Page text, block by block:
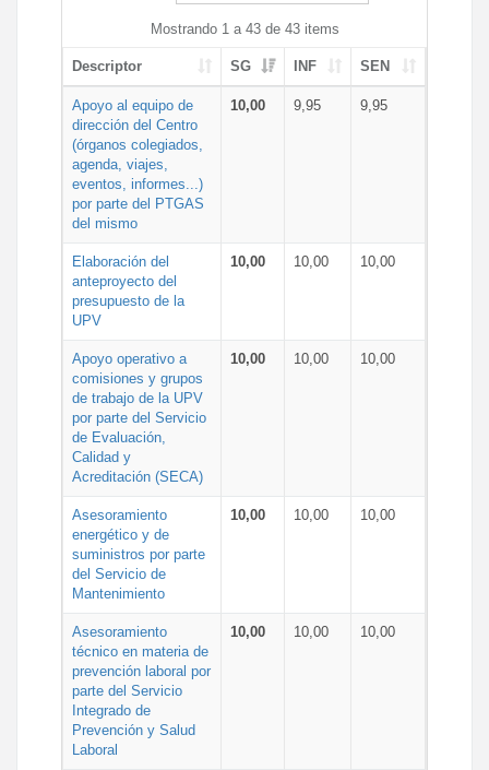
Mostrando 1 a 43 de 43 items
Descriptor SG INF SEN
Apoyo al equipo de
dirección del Centro
(órganos colegiados,
agenda, viajes,
eventos, informes...)
por parte del PTGAS
del mismo
10,00 9,95 9,95
Elaboración del
anteproyecto del
presupuesto de la
UPV
10,00 10,00 10,00
Apoyo operativo a
comisiones y grupos
de trabajo de la UPV
por parte del Servicio
de Evaluación,
Calidad y
Acreditación (SECA)
10,00 10,00 10,00
Asesoramiento
energético y de
suministros por parte
del Servicio de
Mantenimiento
10,00 10,00 10,00
Asesoramiento
técnico en materia de
prevención laboral por
parte del Servicio
Integrado de
Prevención y Salud
Laboral
10,00 10,00 10,00